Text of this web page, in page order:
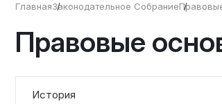
ГлавнаяЗаконодательное Собрание
Правовые
История